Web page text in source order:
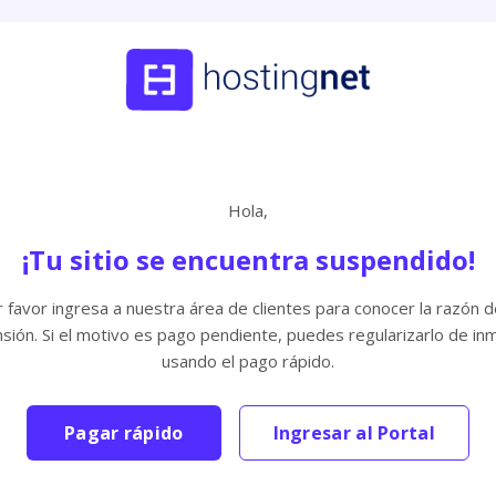
Hola,
¡Tu sitio se encuentra suspendido!
favor ingresa a nuestra área de clientes para conocer la razón
Si el motivo es pago pendiente, puedes regularizarlo de
usando el pago rápido.
Pagar rápido Ingresar al Portal